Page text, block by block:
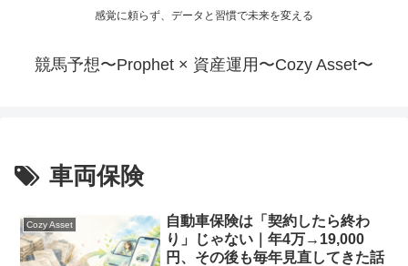
感覚に頼らず、データと習慣で未来を変える
競馬予想〜Prophet × 資産運用〜Cozy Asset〜
車両保険
Cozy Asset
自動車保険は「契約したら終わ
り」じゃない｜年4万→19,000
円、その後も毎年見直してきた話